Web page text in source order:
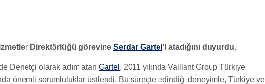
Direktörlüğü görevine Serdar Gartel ’i atadığını duyurdu.
Denetçi olarak adım atan Gartel , 2011 yılında Vaillant Group Türkiye
önemli sorumluluklar üstlendi. Bu süreçte edindiği deneyimle, Türkiye ve